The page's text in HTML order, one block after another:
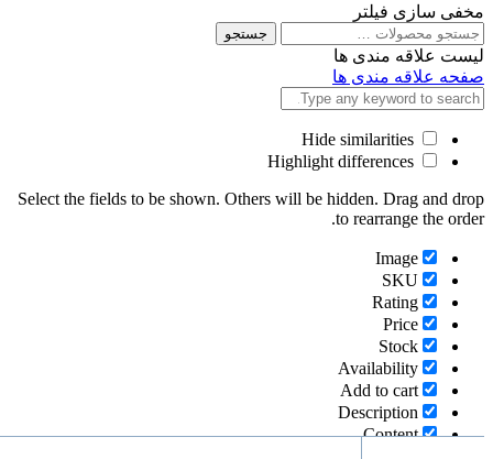
مخفی سازی فیلتر
جستجو
برای
جستجو
لیست علاقه مندی ها
صفحه علاقه مندی ها
Select the fields to be shown. Others will be hidden. Drag and drop
to rearrange the order.
Image
SKU
Rating
Price
Stock
Availability
Add to cart
Description
Content